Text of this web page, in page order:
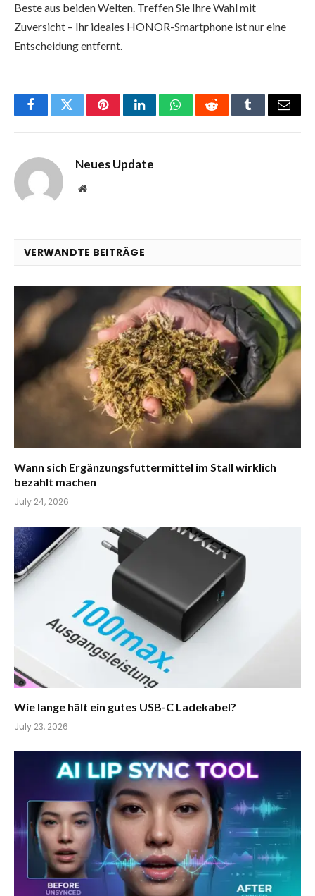
Beste aus beiden Welten. Treffen Sie Ihre Wahl mit
Zuversicht – Ihr ideales HONOR-Smartphone ist nur eine
Entscheidung entfernt.
FacebookTwitterPinterestLinkedInWhatsAppRedditTumblrEmail
Neues Update
Website
VERWANDTE BEITRÄGE
Wann sich Ergänzungsfuttermittel im Stall wirklich
bezahlt machen
July 24, 2026
Wie lange hält ein gutes USB-C Ladekabel?
July 23, 2026